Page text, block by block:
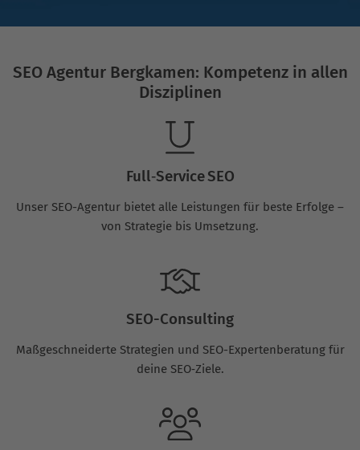
SEO Agentur Bergkamen: Kompetenz in allen
Disziplinen
Full‑Service SEO
Unser SEO-Agentur bietet alle Leistungen für beste Erfolge –
von Strategie bis Umsetzung.
SEO-Consulting
Maßgeschneiderte Strategien und SEO-Expertenberatung für
deine SEO‑Ziele.